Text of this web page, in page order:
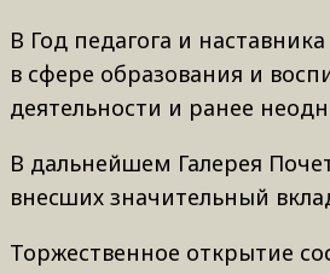
В Год педагога и
в сфере образования и
деятельности и ранее
В дальнейшем Галерея
внесших значительный
Торжественное открытие